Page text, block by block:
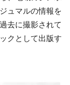
ュマルの情報を
去に撮影されて
クとして出版す